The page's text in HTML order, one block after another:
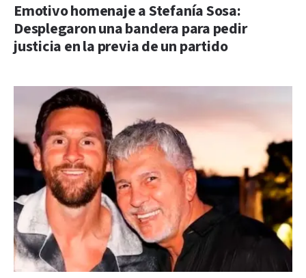
Emotivo homenaje a Stefanía Sosa:
Desplegaron una bandera para pedir
justicia en la previa de un partido